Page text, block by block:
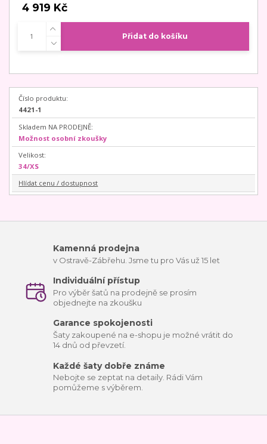
4 919 Kč
Přidat do košíku
Číslo produktu:
4421-1
Skladem NA PRODEJNĚ:
Možnost osobní zkoušky
Velikost:
34/XS
Hlídat cenu / dostupnost
Kamenná prodejna
v Ostravě-Zábřehu. Jsme tu pro Vás už 15 let
Individuální přístup
Pro výběr šatů na prodejně se prosím
objednejte na zkoušku
Garance spokojenosti
Šaty zakoupené na e-shopu je možné vrátit do
14 dnů od převzetí.
Každé šaty dobře známe
Nebojte se zeptat na detaily. Rádi Vám
pomůžeme s výběrem.